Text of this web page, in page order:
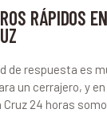
RÁPIDOS
de respuesta es
un cerrajero, y
Cruz 24 horas